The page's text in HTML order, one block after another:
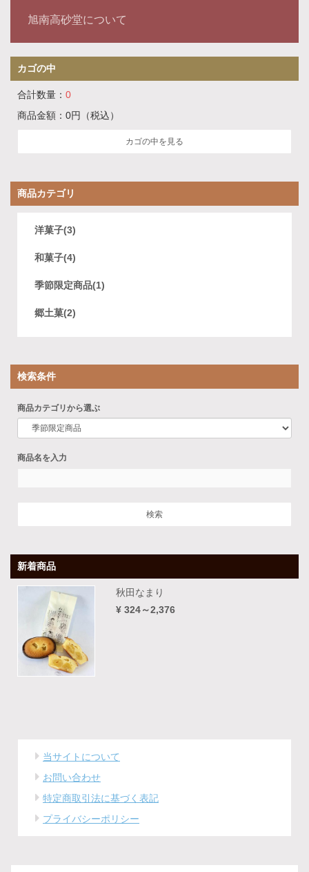
旭南高砂堂について
カゴの中
合計数量： 0
商品金額： 0円 （税込）
カゴの中を見る
商品カテゴリ
洋菓子(3)
和菓子(4)
季節限定商品(1)
郷土菓(2)
検索条件
商品カテゴリから選ぶ
商品名を入力
新着商品
秋田なまり
¥ 324～2,376
当サイトについて
お問い合わせ
特定商取引法に基づく表記
プライバシーポリシー